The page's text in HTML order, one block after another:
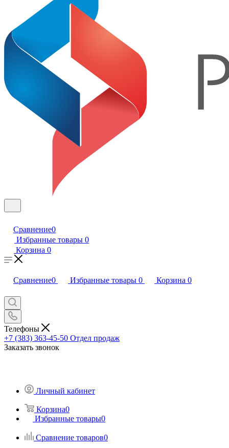
Сравнение0
Избранные товары 0
Корзина 0
Сравнение0 Избранные товары 0 Корзина 0
Телефоны
+7 (383) 363-45-50 Отдел продаж
Заказать звонок
Личный кабинет
Корзина0
Избранные товары0
Сравнение товаров0